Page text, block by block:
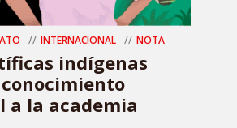
INTERNACIONAL NOTA
indígenas
a la academia